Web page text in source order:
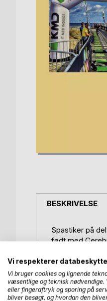
BESKRIVELSE
Spastiker på
født med
Jeg har valgt
to
En stor del af
følger med
Vi respekterer
Vi bruger cookies og lignende
væsentlige og teknisk nødvendige.
eller fingeraftryk og sporing på
bliver besøgt, og hvordan den